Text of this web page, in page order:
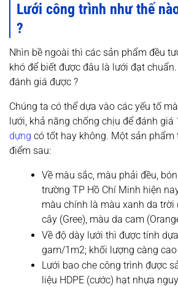
Lưới công trình như thế
?
Nhìn bề ngoài thì các sản phẩm đều
khó để biết được đâu là lưới đạt
đánh giá được ?
Chúng ta có thể dựa vào các yếu tố
lưới, khả năng chống chịu để đánh giá
dựng có tốt hay không. Một sản phẩm
điểm sau:
Về màu sắc, màu phải đều,
trường TP Hồ Chí Minh hiện
màu chính là màu xanh da trời
cây (Gree), màu da cam
Về độ dày lưới thì được tính
gam/1m2; khối lượng càng
Lưới bao che công trình được
liệu HDPE (cước) hạt nhựa